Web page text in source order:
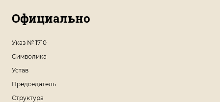
Официально
Указ № 1710
Символика
Устав
Председатель
Структура